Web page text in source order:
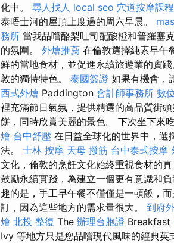
化中。 尋人找人 local seo 穴道按摩課程
泰晤士河的屋頂上度過的周六早晨。
務所 當我品嚐酪梨吐司配酸橙和普羅塞
的氛圍。 外燴推薦 在倫敦選擇純素早午
鮮的當地食材，並促進永續旅遊業的實踐
敦的獨特特色。 泰國簽證 如果有機會，
西式外燴 Paddington 會計師事務所 數
裡充滿節日氣氛，提供精選的高品質街頭
餅，同時欣賞美麗的景色。 下次坐下來
燴 台中舒壓 在日益全球化的世界中，選
法。 士林 按摩 天母 撥筋 台中泰式按摩
文化，倫敦的烹飪文化始終重視食材的真
鼓勵永續實踐，為建立一個更有意識和
趣的是，手工早午餐不僅僅是一頓飯，
訂，因為這些地方的需求量很大。 到府
燴 北投 整復 The 辦理台胞證 Breakfast
Ivy 等地方只是您品嚐現代風味的經典英